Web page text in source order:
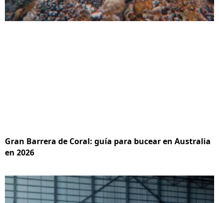
Gran Barrera de Coral: guía para bucear en Australia
en 2026